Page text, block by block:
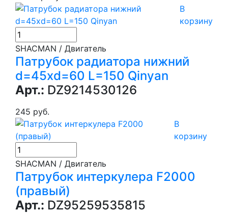
В
корзину
SHACMAN / Двигатель
Патрубок радиатора нижний
d=45хd=60 L=150 Qinyan
Арт.: DZ9214530126
245 руб.
В
корзину
SHACMAN / Двигатель
Патрубок интеркулера F2000
(правый)
Арт.: DZ95259535815